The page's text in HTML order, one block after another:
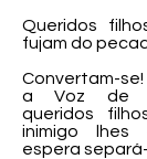
Queridos
fujam do
Convertam-se!
a Voz de
queridos
inimigo lhes
espera separá-